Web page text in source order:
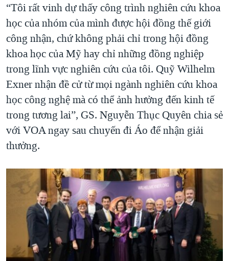
“Tôi rất vinh dự thấy công trình nghiên cứu khoa
học của nhóm của mình được hội đồng thế giới
công nhận, chứ không phải chỉ trong hội đồng
khoa học của Mỹ hay chỉ những đồng nghiệp
trong lĩnh vực nghiên cứu của tôi. Quỹ Wilhelm
Exner nhận đề cử từ mọi ngành nghiên cứu khoa
học công nghệ mà có thể ảnh hưởng đến kinh tế
trong tương lai”, GS. Nguyễn Thục Quyên chia sẻ
với VOA ngay sau chuyến đi Áo để nhận giải
thưởng.